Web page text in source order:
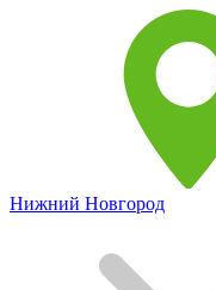
Нижний Новгород